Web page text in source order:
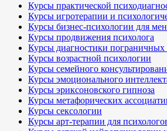
Курсы практической
Курсы игротерапии и
Курсы бизнес-психологии для
Курсы продвижения психолога
Курсы диагностики пограничных
Курсы возрастной психологии
Курсы семейного
Курсы эмоционального
Курсы эриксоновского гипноза
Курсы метафорических
Курсы сексологии
Курсы арт-терапии для